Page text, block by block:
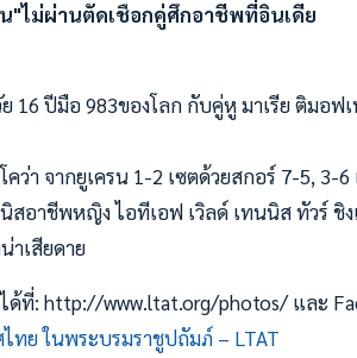
ไม่ผ่านตัดเชือกคู่ศึกอาชีพที่อินเดีย
ปีมือ 983ของโลก กับคู่หู มาเรีย ติมอฟเ
คว่า จากยูเครน 1-2 เซตด้วยสกอร์ 7-5, 3-
อาชีพหญิง ไอทีเอฟ เวิลด์ เทนนิส ทัวร์ ชิง
าเสียดาย
ด้ที่: http://www.ltat.org/photos/ และ
ย ในพระบรมราชูปถัมภ์ – LTAT